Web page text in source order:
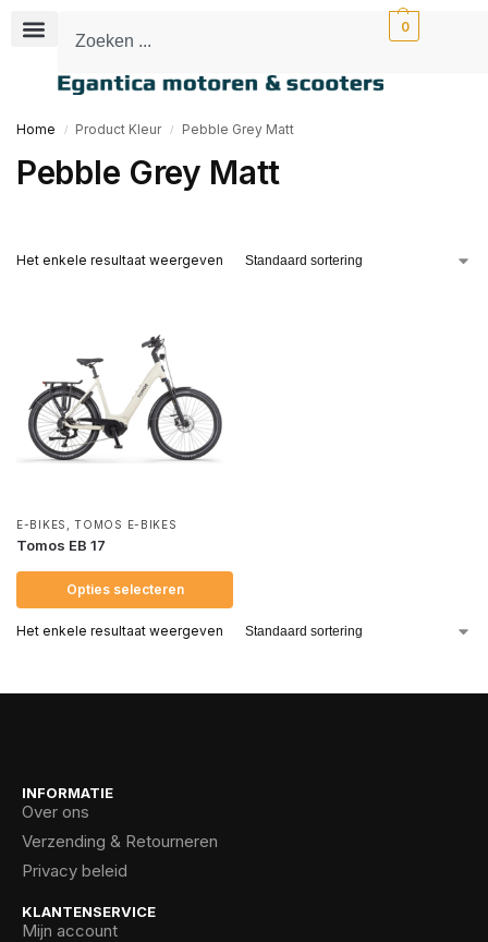
0
Home / Product Kleur / Pebble Grey Matt
Pebble Grey Matt
Het enkele resultaat weergeven
E-BIKES ,TOMOS E-BIKES
Tomos EB 17
Opties selecteren
Het enkele resultaat weergeven
INFORMATIE
Over ons
Verzending & Retourneren
Privacy beleid
KLANTENSERVICE
Mijn account